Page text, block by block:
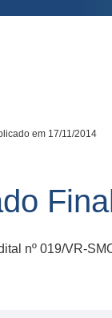
em 17/11/2014
nº 019/VR-